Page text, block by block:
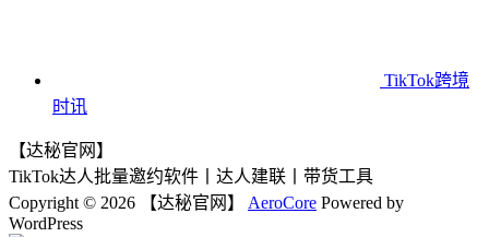
TikTok跨境
时讯
【达秘官网】
TikTok达人批量邀约软件丨达人建联丨带货工具
Copyright © 2026 【达秘官网】 AeroCore Powered by
WordPress